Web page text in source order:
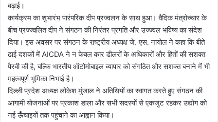
बढ़ाई।
कार्यक्रम का शुभारंभ पारंपरिक दीप प्रज्वलन के साथ हुआ। वैदिक मंत्रोच्चार के
बीच प्रज्ज्वलित दीप ने संगठन की निरंतर प्रगति और उज्ज्वल भविष्य का संदेश
दिया। इस अवसर पर संगठन के राष्ट्रीय अध्यक्ष जे. एस. नायोल ने कहा कि बीते
ढाई दशकों में AICDA ने न केवल कार डीलरों के अधिकारों और हितों की सशक्त
पैरवी की है, बल्कि भारतीय ऑटोमोबाइल व्यापार को संगठित और सशक्त बनाने में भी
महत्वपूर्ण भूमिका निभाई है।
दिल्ली प्रदेश अध्यक्ष लोकेश मुंजाल ने अतिथियों का स्वागत करते हुए संगठन की
आगामी योजनाओं पर प्रकाश डाला और सभी सदस्यों से एकजुट रहकर उद्योग को
नई ऊँचाइयों तक पहुंचाने का आह्वान किया।